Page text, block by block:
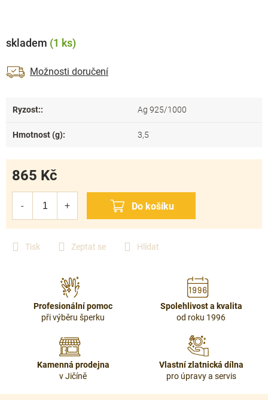
Tisk Zeptat se Hlídat
skladem (1 ks)
Možnosti doručení
865 Kč
Ryzost:: Ag 925/1000
Hmotnost (g): 3,5
Profesionální pomoc
při výběru šperku
Spolehlivost a kvalita
od roku 1996
Kamenná prodejna
v Jičíně
Vlastní zlatnická dílna
pro úpravy a servis